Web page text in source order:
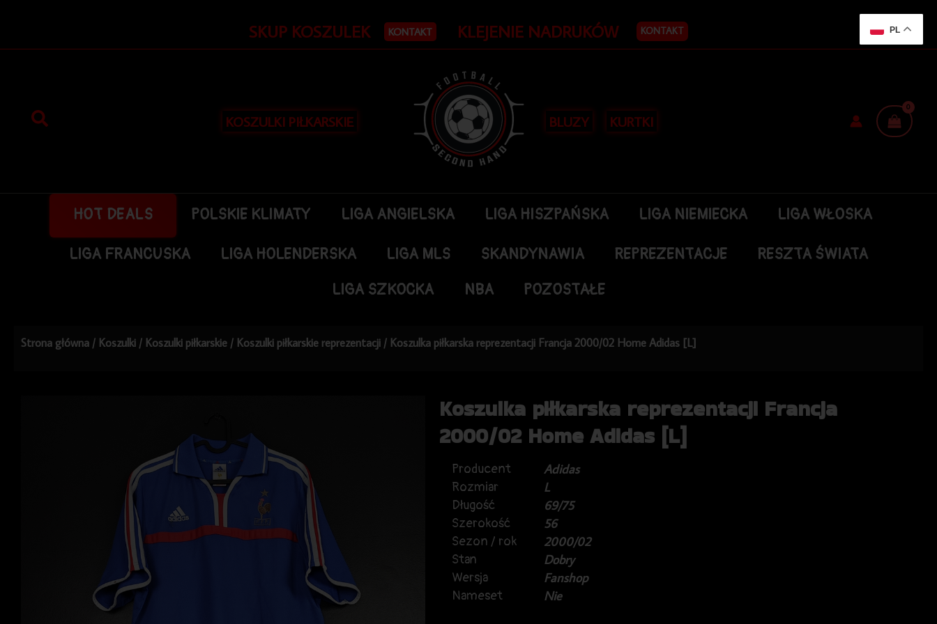
treści
SKUP KOSZULEK KONTAKT KLEJENIE NADRUKÓW KONTAKT
KOSZULKI PIŁKARSKIE BLUZY KURTKI
HOT DEALS POLSKIE KLIMATY LIGA ANGIELSKA LIGA HISZPAŃSKA LIGA NIEMIECKA LIGA WŁOSKA
LIGA FRANCUSKA LIGA HOLENDERSKA LIGA MLS SKANDYNAWIA REPREZENTACJE
RESZTA ŚWIATA
LIGA SZKOCKA
NBA POZOSTAŁE
Strona główna / Koszulki / Koszulki piłkarskie / Koszulki piłkarskie reprezentacji / Koszulka piłkarska reprezentacji Francja 2000/02 Home Adidas [L]
Koszulka piłkarska reprezentacji Francja
2000/02 Home Adidas [L]
Producent
Adidas
Rozmiar
L
Długość
69/75
Szerokość
56
Sezon / rok
2000/02
Stan
Dobry
Wersja
Fanshop
Nameset
Nie
PL